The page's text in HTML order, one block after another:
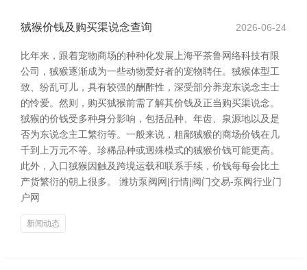
狨猴价钱及购买渠说念查询 2026-06-24
比年来，跟着宠物商场的种种化发展上海平茶鲁网络科技有限
公司，狨猴逐渐成为一些动物爱好者的宠物聘任。狨猴体型工
致、纷乱可儿，具有较强的酬酢性，深受部分养宠东说念主士
的怜爱。然则，购买狨猴前需了解其价钱及正当购买渠说念。
狨猴的价钱受多种身分影响，包括品种、年齿、泉源地以及是
否为东说念主工繁衍等。一般来说，粗鄙狨猴的商场价钱在几
千到上万元不等。珍稀品种或迥殊模式的狨猴价钱可能更高。
此外，入口狨猴因触及跨境运载和联系手续，价钱每每会比土
产货繁衍的朝上很多。 潍坊泵阀网|行情|阀门交易-泵阀行业门
户网
新闻动态